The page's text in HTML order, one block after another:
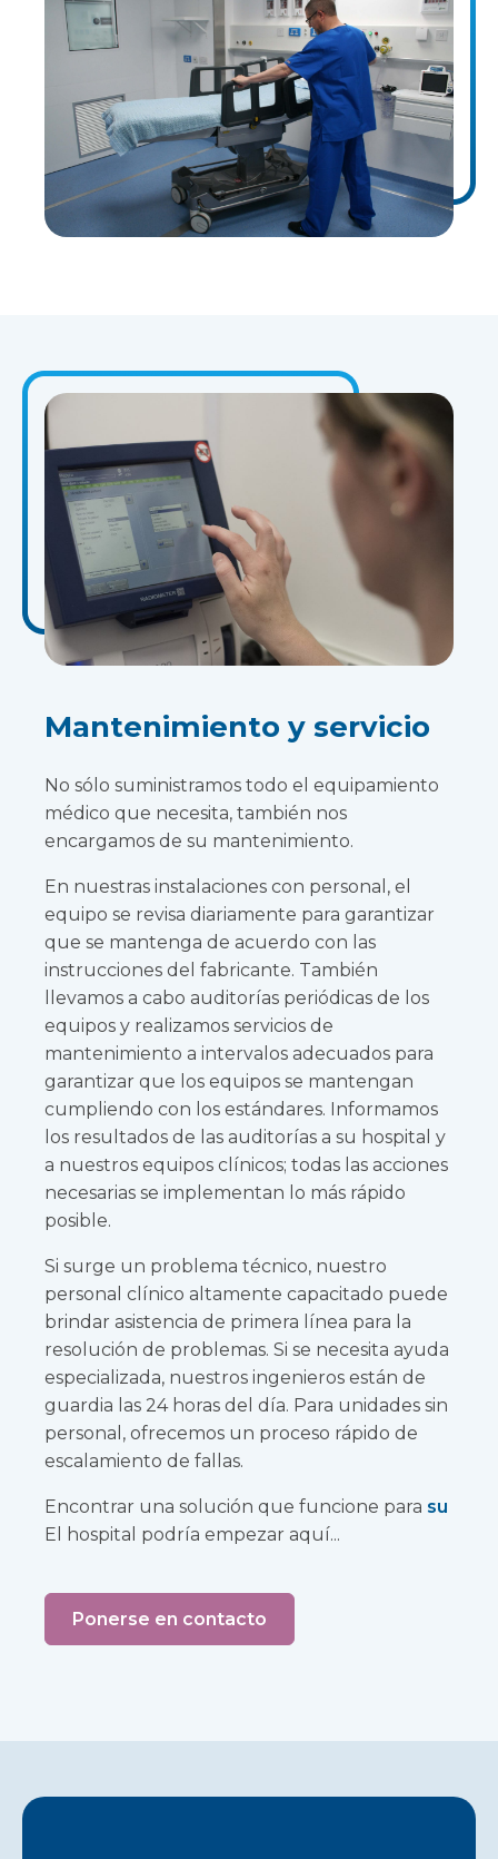
Mantenimiento y servicio
No sólo suministramos todo el equipamiento
médico que necesita, también nos
encargamos de su mantenimiento.
En nuestras instalaciones con personal, el
equipo se revisa diariamente para garantizar
que se mantenga de acuerdo con las
instrucciones del fabricante. También
llevamos a cabo auditorías periódicas de los
equipos y realizamos servicios de
mantenimiento a intervalos adecuados para
garantizar que los equipos se mantengan
cumpliendo con los estándares. Informamos
los resultados de las auditorías a su hospital y
a nuestros equipos clínicos; todas las acciones
necesarias se implementan lo más rápido
posible.
Si surge un problema técnico, nuestro
personal clínico altamente capacitado puede
brindar asistencia de primera línea para la
resolución de problemas. Si se necesita ayuda
especializada, nuestros ingenieros están de
guardia las 24 horas del día. Para unidades sin
personal, ofrecemos un proceso rápido de
escalamiento de fallas.
Encontrar una solución que funcione para su
El hospital podría empezar aquí...
Ponerse en contacto